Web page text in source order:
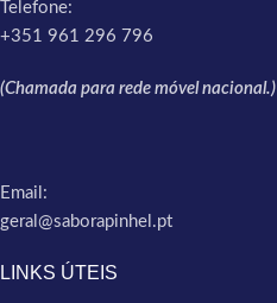
Telefone:
+351 961 296 796
(Chamada para rede móvel nacional.)
Email:
geral@saborapinhel.pt
LINKS ÚTEIS